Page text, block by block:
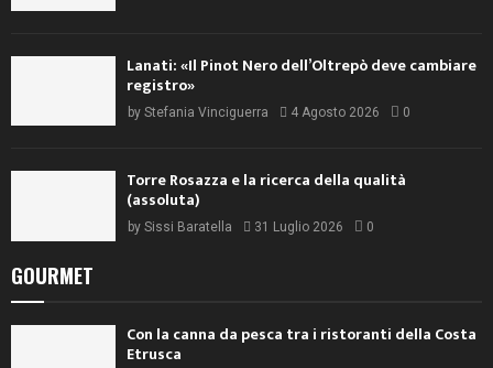
Lanati: «Il Pinot Nero dell’Oltrepò deve cambiare
registro»
by Stefania Vinciguerra 4 Agosto 2026 0
Torre Rosazza e la ricerca della qualità
(assoluta)
by Sissi Baratella 31 Luglio 2026 0
GOURMET
Con la canna da pesca tra i ristoranti della Costa
Etrusca